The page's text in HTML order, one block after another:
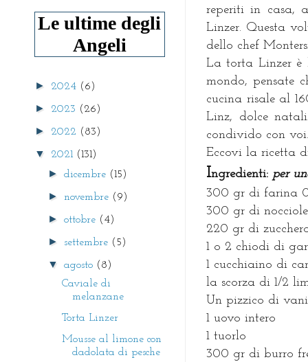
reperiti in casa,
Linzer. Questa
dello chef
La torta Linzer è
mondo, pensate
cucina risale al
Linz, dolce
condivido con voi.
Eccovi la ricetta
Ingredienti: per
300 gr di farina
300 gr di
220 gr di
1 o 2 chiodi di
1 cucchiaino di
la scorza di 1/2
Un pizzico di
1 uovo intero
1 tuorlo
300 gr di burro
Le ultime degli
Angeli
► 2024 (6)
► 2023 (26)
► 2022 (83)
▼ 2021 (131)
►dicembre (15)
► novembre (9)
►ottobre (4)
► settembre (5)
▼agosto (8)
Caviale di
melanzane
Torta Linzer
Mousse al limone con
dadolata di pesche